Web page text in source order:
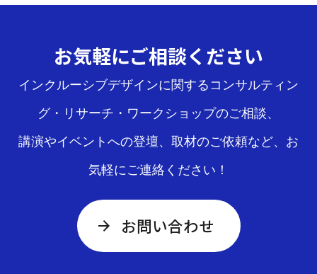
り
お気軽にご相談ください
インクルーシブデザインに関するコンサルティン
グ・リサーチ・ワークショップのご相談、
講演やイベントへの登壇、取材のご依頼など、お
気軽にご連絡ください！
お問い合わせ